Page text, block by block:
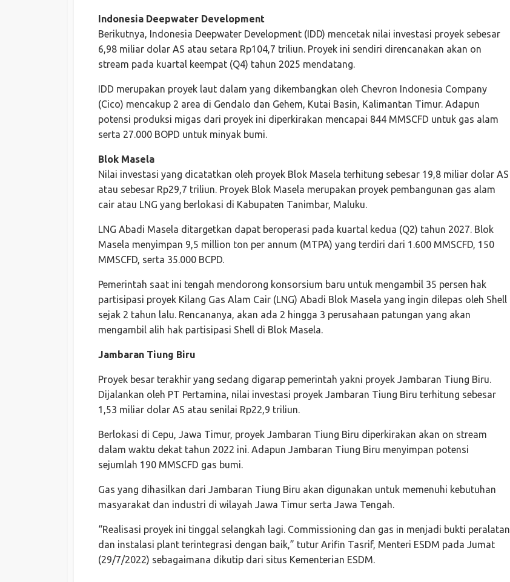
Indonesia Deepwater Development
Berikutnya, Indonesia Deepwater Development (IDD) mencetak nilai investasi proyek sebesar
6,98 miliar dolar AS atau setara Rp104,7 triliun. Proyek ini sendiri direncanakan akan on
stream pada kuartal keempat (Q4) tahun 2025 mendatang.
IDD merupakan proyek laut dalam yang dikembangkan oleh Chevron Indonesia Company
(Cico) mencakup 2 area di Gendalo dan Gehem, Kutai Basin, Kalimantan Timur. Adapun
potensi produksi migas dari proyek ini diperkirakan mencapai 844 MMSCFD untuk gas alam
serta 27.000 BOPD untuk minyak bumi.
Blok Masela
Nilai investasi yang dicatatkan oleh proyek Blok Masela terhitung sebesar 19,8 miliar dolar AS
atau sebesar Rp29,7 triliun. Proyek Blok Masela merupakan proyek pembangunan gas alam
cair atau LNG yang berlokasi di Kabupaten Tanimbar, Maluku.
LNG Abadi Masela ditargetkan dapat beroperasi pada kuartal kedua (Q2) tahun 2027. Blok
Masela menyimpan 9,5 million ton per annum (MTPA) yang terdiri dari 1.600 MMSCFD, 150
MMSCFD, serta 35.000 BCPD.
Pemerintah saat ini tengah mendorong konsorsium baru untuk mengambil 35 persen hak
partisipasi proyek Kilang Gas Alam Cair (LNG) Abadi Blok Masela yang ingin dilepas oleh Shell
sejak 2 tahun lalu. Rencananya, akan ada 2 hingga 3 perusahaan patungan yang akan
mengambil alih hak partisipasi Shell di Blok Masela.
Jambaran Tiung Biru
Proyek besar terakhir yang sedang digarap pemerintah yakni proyek Jambaran Tiung Biru.
Dijalankan oleh PT Pertamina, nilai investasi proyek Jambaran Tiung Biru terhitung sebesar
1,53 miliar dolar AS atau senilai Rp22,9 triliun.
Berlokasi di Cepu, Jawa Timur, proyek Jambaran Tiung Biru diperkirakan akan on stream
dalam waktu dekat tahun 2022 ini. Adapun Jambaran Tiung Biru menyimpan potensi
sejumlah 190 MMSCFD gas bumi.
Gas yang dihasilkan dari Jambaran Tiung Biru akan digunakan untuk memenuhi kebutuhan
masyarakat dan industri di wilayah Jawa Timur serta Jawa Tengah.
“Realisasi proyek ini tinggal selangkah lagi. Commissioning dan gas in menjadi bukti peralatan
dan instalasi plant terintegrasi dengan baik,” tutur Arifin Tasrif, Menteri ESDM pada Jumat
(29/7/2022) sebagaimana dikutip dari situs Kementerian ESDM.